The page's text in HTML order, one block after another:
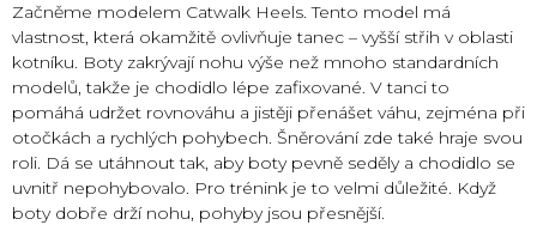
Začněme modelem Catwalk Heels. Tento model má
vlastnost, která okamžitě ovlivňuje tanec – vyšší střih v oblasti
kotníku. Boty zakrývají nohu výše než mnoho standardních
modelů, takže je chodidlo lépe zafixované. V tanci to
pomáhá udržet rovnováhu a jistěji přenášet váhu, zejména při
otočkách a rychlých pohybech. Šněrování zde také hraje svou
roli. Dá se utáhnout tak, aby boty pevně seděly a chodidlo se
uvnitř nepohybovalo. Pro trénink je to velmi důležité. Když
boty dobře drží nohu, pohyby jsou přesnější.